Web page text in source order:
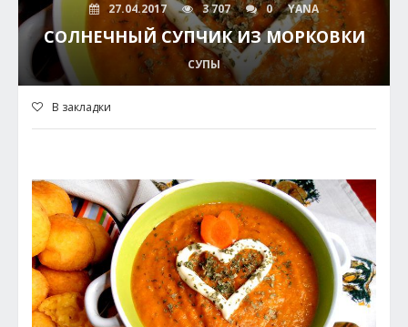
27.04.2017 3 707 0 YANA
СОЛНЕЧНЫЙ СУПЧИК ИЗ МОРКОВКИ
СУПЫ
В закладки